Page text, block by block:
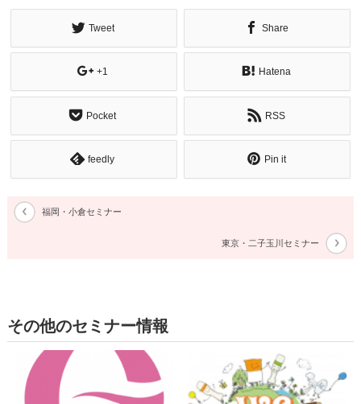
Tweet Share
+1 Hatena
Pocket RSS
feedly Pin it
福岡・小倉セミナー
東京・二子玉川セミナー
その他のセミナー情報